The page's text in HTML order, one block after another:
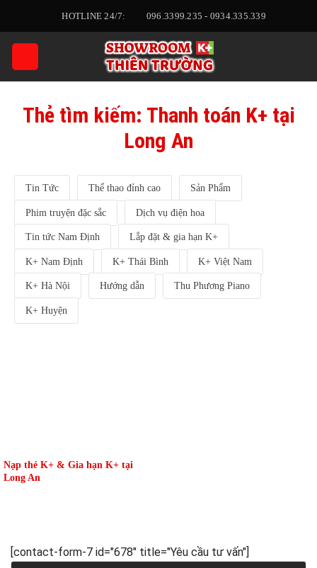
content
HOTLINE 24/7: 096.3399.235 - 0934.335.339
Thẻ tìm kiếm: Thanh toán K+ tại
Long An
Tin Tức Thể thao đỉnh cao Sản Phẩm
Phim truyện đặc sắc Dịch vụ điện hoa
Tin tức Nam Định Lắp đặt & gia hạn K+
K+ Nam Định K+ Thái Bình K+ Việt Nam
K+ Hà Nội Hướng dẫn Thu Phương Piano
K+ Huyện
Nạp thẻ K+ & Gia hạn K+ tại
Long An
[contact-form-7 id="678" title="Yêu cầu tư vấn"]